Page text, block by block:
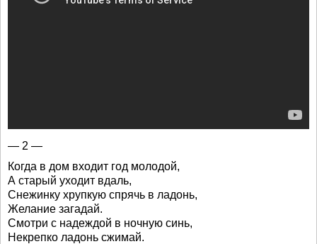
— 2 —
Когда в дом входит год молодой,
А старый уходит вдаль,
Снежинку хрупкую спрячь в ладонь,
Желание загадай.
Смотри с надеждой в ночную синь,
Некрепко ладонь сжимай.